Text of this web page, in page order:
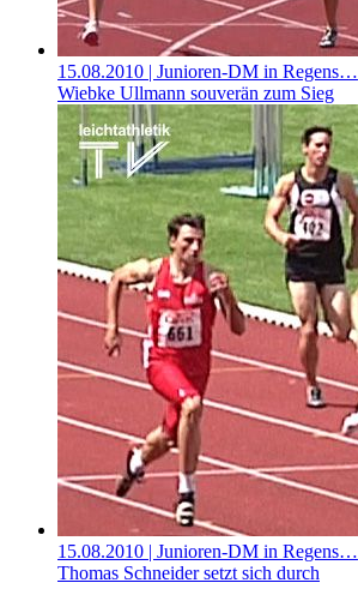
15.08.2010 | Junioren-DM in Regens…
Wiebke Ullmann souverän zum Sieg
15.08.2010 | Junioren-DM in Regens…
Thomas Schneider setzt sich durch